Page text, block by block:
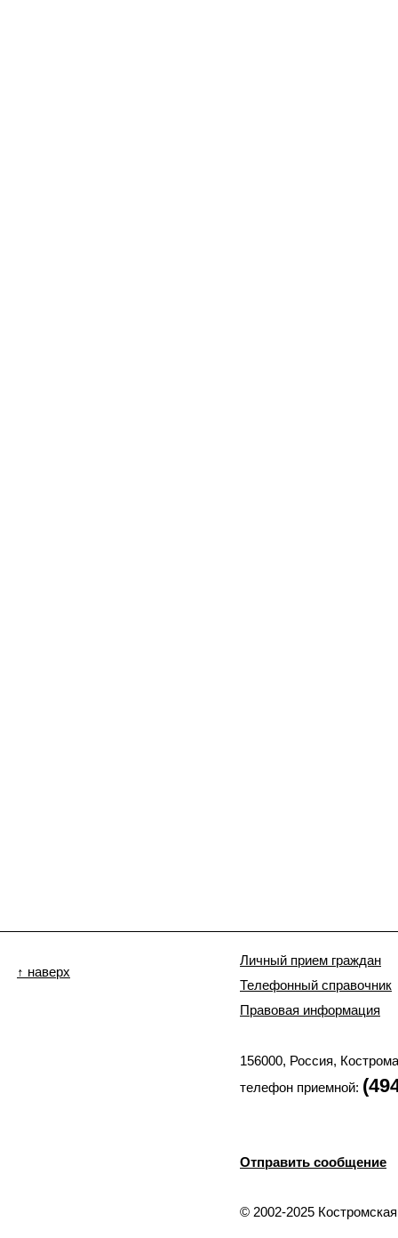
↑ наверх
Личный прием граждан
Телефонный справочник
Правовая информация
156000, Россия,
телефон приемной:
Отправить сообщение
© 2002-2025